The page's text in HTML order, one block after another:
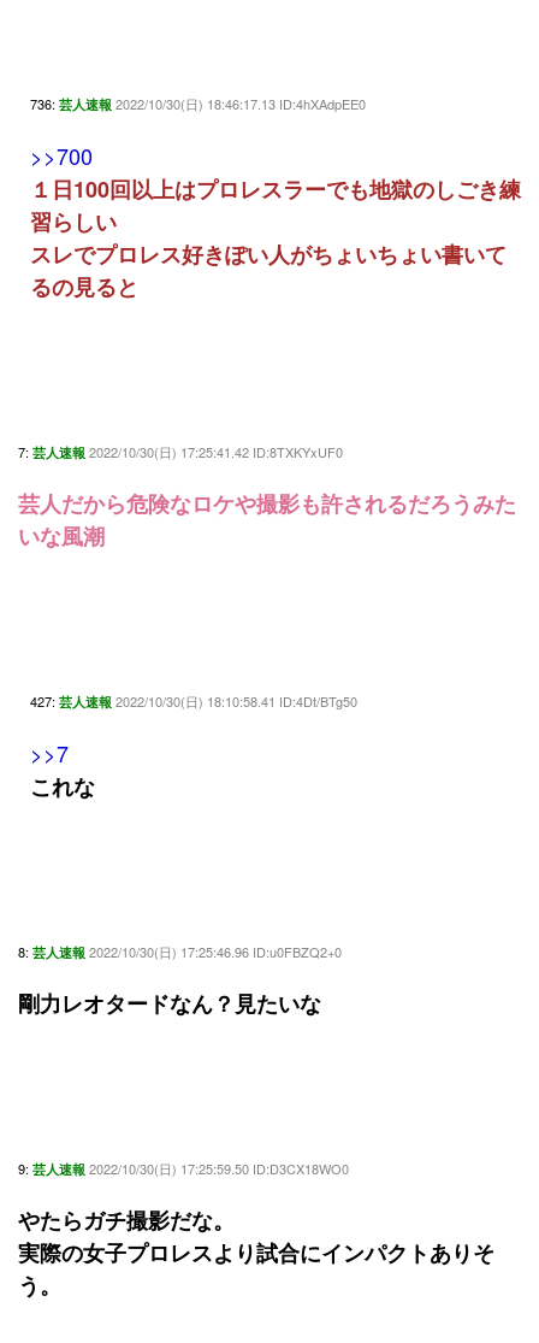
736: 芸人速報 2022/10/30(日) 18:46:17.13 ID:4hXAdpEE0
>>700
１日100回以上はプロレスラーでも地獄のしごき練
習らしい
スレでプロレス好きぽい人がちょいちょい書いて
るの見ると
7: 芸人速報 2022/10/30(日) 17:25:41.42 ID:8TXKYxUF0
芸人だから危険なロケや撮影も許されるだろうみた
いな風潮
427: 芸人速報 2022/10/30(日) 18:10:58.41 ID:4Dt/BTg50
>>7
これな
8: 芸人速報 2022/10/30(日) 17:25:46.96 ID:u0FBZQ2+0
剛力レオタードなん？見たいな
9: 芸人速報 2022/10/30(日) 17:25:59.50 ID:D3CX18WO0
やたらガチ撮影だな。
実際の女子プロレスより試合にインパクトありそ
う。